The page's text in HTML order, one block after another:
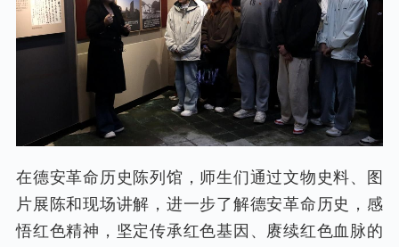
在德安革命历史陈列馆，师生们通过文物史料、图
片展陈和现场讲解，进一步了解德安革命历史，感
悟红色精神，坚定传承红色基因、赓续红色血脉的